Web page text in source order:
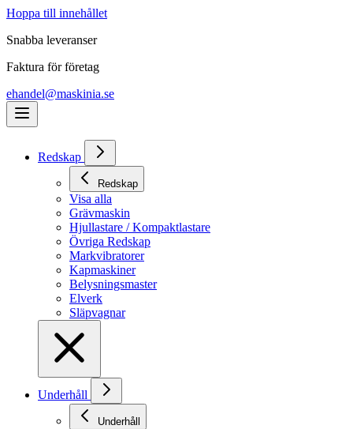
Hoppa till innehållet
Snabba leveranser
Faktura för företag
ehandel@maskinia.se
Redskap
Redskap
Visa alla
Grävmaskin
Hjullastare / Kompaktlastare
Övriga Redskap
Markvibratorer
Kapmaskiner
Belysningsmaster
Elverk
Släpvagnar
Underhåll
Underhåll